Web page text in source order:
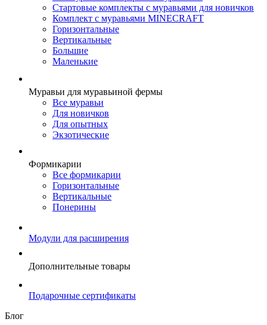
Стартовые комплекты с муравьями для новичков
Комплект с муравьями MINECRAFT
Горизонтальные
Вертикальные
Большие
Маленькие
Муравьи для муравьиной фермы
Все муравьи
Для новичков
Для опытных
Экзотические
Формикарии
Все формикарии
Горизонтальные
Вертикальные
Понерины
Модули для расширения
Дополнительные товары
Подарочные сертификаты
Блог